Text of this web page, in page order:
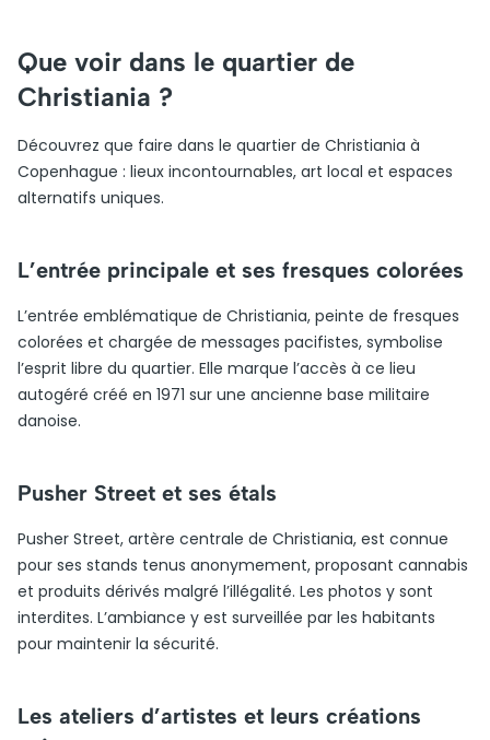
Que voir dans le quartier de
Christiania ?
Découvrez que faire dans le quartier de Christiania à
Copenhague : lieux incontournables, art local et espaces
alternatifs uniques.
L’entrée principale et ses fresques colorées
L’entrée emblématique de Christiania, peinte de fresques
colorées et chargée de messages pacifistes, symbolise
l’esprit libre du quartier. Elle marque l’accès à ce lieu
autogéré créé en 1971 sur une ancienne base militaire
danoise.
Pusher Street et ses étals
Pusher Street, artère centrale de Christiania, est connue
pour ses stands tenus anonymement, proposant cannabis
et produits dérivés malgré l’illégalité. Les photos y sont
interdites. L’ambiance y est surveillée par les habitants
pour maintenir la sécurité.
Les ateliers d’artistes et leurs créations